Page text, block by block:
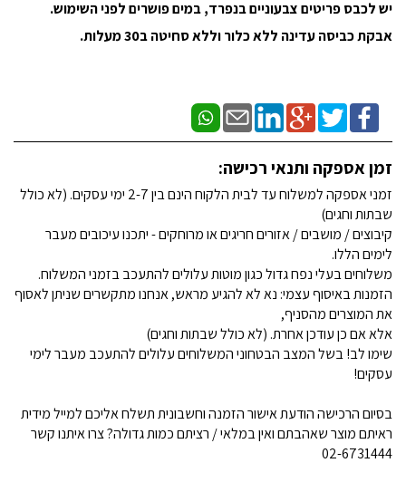
יש לכבס פריטים צבעוניים בנפרד, במים פושרים לפני השימוש.
אבקת כביסה עדינה ללא כלור וללא סחיטה ב30 מעלות.
זמן אספקה ותנאי רכישה:
זמני אספקה למשלוח עד לבית הלקוח הינם בין 2-7 ימי עסקים. (לא כולל
שבתות וחגים)
קיבוצים / מושבים / אזורים חריגים או מרוחקים - יתכנו עיכובים מעבר
לימים הללו.
משלוחים בעלי נפח גדול כגון מוטות עלולים להתעכב בזמני המשלוח.
הזמנות באיסוף עצמי: נא לא להגיע מראש, אנחנו מתקשרים שניתן לאסוף
את המוצרים מהסניף,
אלא אם כן עודכן אחרת. (לא כולל שבתות וחגים)
שימו לב! בשל המצב הבטחוני המשלוחים עלולים להתעכב מעבר לימי
עסקים!
בסיום הרכישה הודעת אישור הזמנה וחשבונית תשלח אליכם למייל מידית
ראיתם מוצר שאהבתם ואין במלאי / רציתם כמות גדולה? צרו איתנו קשר
02-6731444